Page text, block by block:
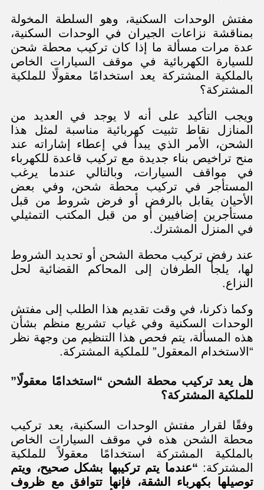
مفتش الوحدات السكنية، وهو السلطة المخولة
بمناقشة نزاعات الجيران في الوحدات السكنية،
عدة مرات مسألة ما إذا كان تركيب محطة شحن
للسيارة الكهربائية في موقف السيارات الخاص
بالملكية المشتركة يعد استخدامًا معقولًا للملكية
المشتركة؟
ويجب التأكيد على أنه لا يوجد في العديد من
المنازل نقاط تثبيت كهربائية مناسبة لمثل هذا
الشحن، الأمر الذي يبدأ في إعطاء إشاراته عند
منح تراخيص بناء جديدة مع تركيب قاعدة للكهرباء
في مواقف السيارات، وبالتالي عندما يرغب
المستأجر في تركيب محطة شحن، وفي بعض
الأحيان يقابل بالرفض أو فرض شروط من قبل
مستأجرين إضافيين أو من قبل المكتب التمثيلي
في المنزل المشترك.
عند رفض تركيب محطة الشحن أو تحديد الشروط
لها، يلجأ الطرفان إلى المحاكم القضائية لحل
النزاع.
وكما ذكرنا، في وقت تقديم هذا الطلب إلى مفتش
الوحدات السكنية وفي غياب تشريع منظم بشأن
هذه المسألة، يتم فحص هذا التنظيم من وجهة نظر
“الاستخدام المعقول” للملكية المشتركة.
هل يعد تركيب محطة الشحن “استخدامًا معقولًا”
للملكية المشتركة؟
وفقًا لقرار مفتش الوحدات السكنية، يعد تركيب
محطة الشحن هذه في موقف السيارات الخاص
بالملكية المشتركة استخدامًا معقولاً للملكية
المشتركة: “عندما يتم تركيبها بشكل صحيح، ويتم
توصيلها بكهرباء الشقة، فإنها تتوافق مع ظروف